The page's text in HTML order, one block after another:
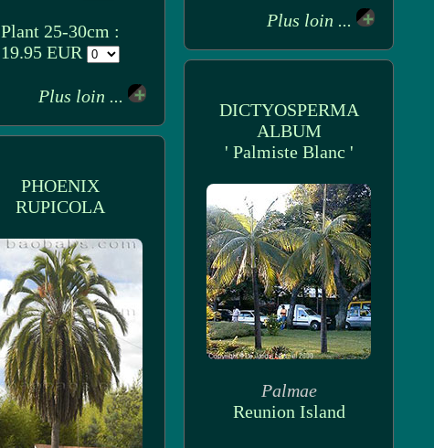
Plant 25-30cm :
19.95 EUR
Plus loin ...
Plus loin ...
DICTYOSPERMA
ALBUM
' Palmiste Blanc '
Palmae
Reunion Island
PHOENIX
RUPICOLA